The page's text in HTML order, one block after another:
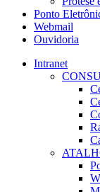
Ponto
Webmail
Ouvidoria
Intranet